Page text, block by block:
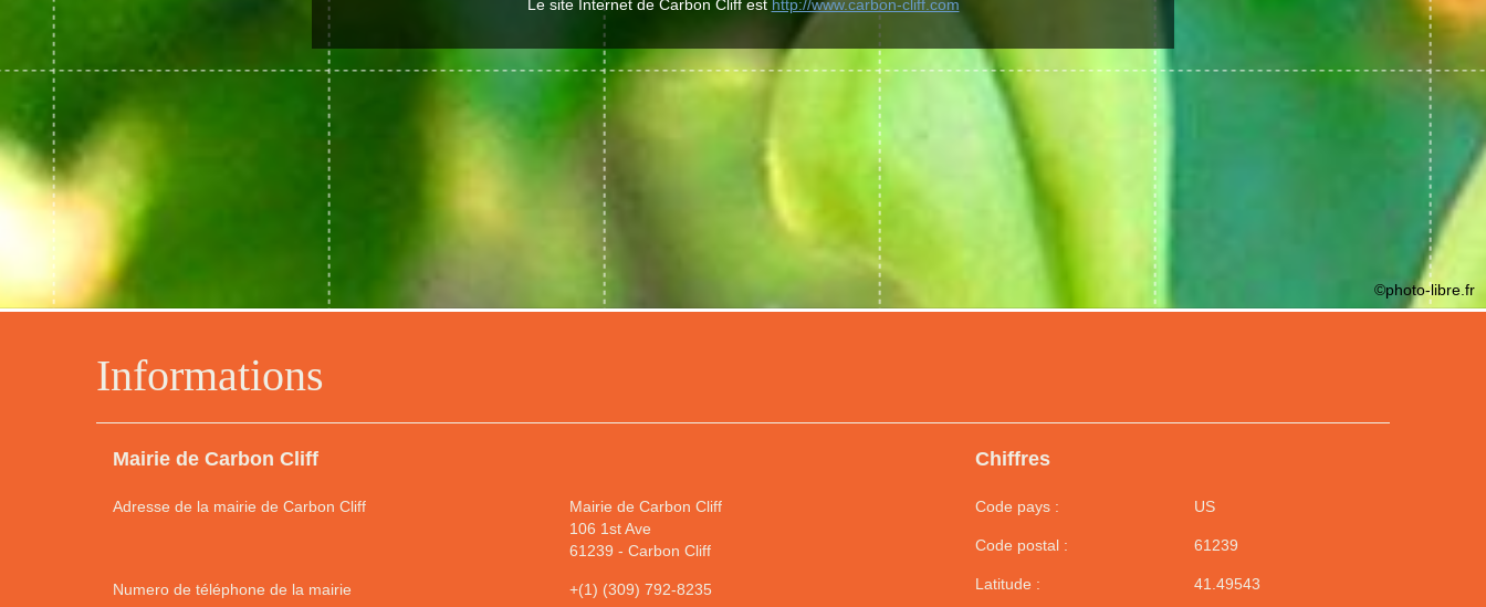
Informations
Mairie de Carbon Cliff
Adresse de la mairie de Carbon Cliff
Mairie de Carbon Cliff
106 1st Ave
61239 - Carbon Cliff
Numero de téléphone de la mairie +(1) (309) 792-8235
Chiffres
Code pays : US
Code postal : 61239
Latitude : 41.49543
Le site Internet de Carbon Cliff est http://www.carbon-cliff.com
©photo-libre.fr